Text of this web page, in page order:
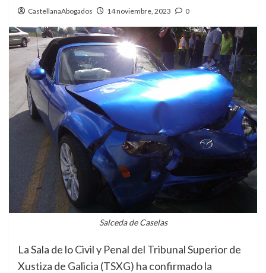
CastellanaAbogados 14 noviembre, 2023 0
Salceda de Caselas
La Sala de lo Civil y Penal del Tribunal Superior de
Xustiza de Galicia (TSXG) ha confirmado la